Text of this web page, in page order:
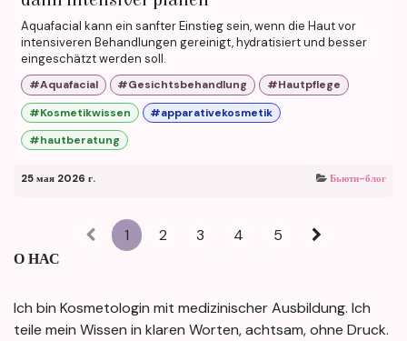
Aquafacial kann ein sanfter Einstieg sein, wenn die Haut vor
intensiveren Behandlungen gereinigt, hydratisiert und besser
eingeschätzt werden soll.
#Aquafacial #Gesichtsbehandlung
#Hautpflege
#Kosmetikwissen
#apparativekosmetik
#hautberatung
25 мая 2026 г. Бьюти-блог
1 2 3 4 5
О НАС
Ich bin Kosmetologin mit medizinischer Ausbildung. Ich
teile mein Wissen in klaren Worten, achtsam, ohne Druck.